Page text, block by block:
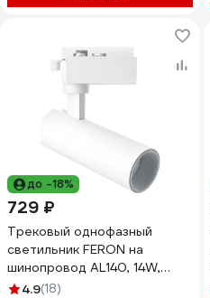
до -18%
729 ₽
Трековый однофазный
светильник FERON на
шинопровод AL140, 14W,
4000К белый, 1260Lm,
4.9(18)